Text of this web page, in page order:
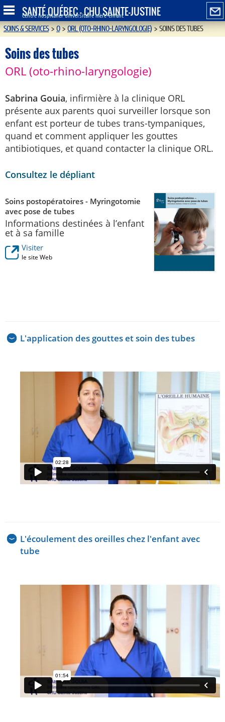
SANTÉ QUÉBEC - CHU SAINTE-JUSTINE
Centre hospitalier universitaire mère-enfant
SOINS & SERVICES>O>ORL (OTO-RHINO-LARYNGOLOGIE)>SOINS DES TUBES
Soins des tubes
ORL (oto-rhino-laryngologie)
Sabrina Gouia, infirmière à la clinique ORL
présente aux parents quoi surveiller lorsque son
enfant est porteur de tubes trans-tympaniques,
quand et comment appliquer les gouttes
antibiotiques, et quand contacter la clinique ORL.
Consultez le dépliant
Soins postopératoires - Myringotomie
avec pose de tubes
Informations destinées à l’enfant
et à sa famille
Visiter
le site Web
L'application des gouttes et soin des tubes
L'écoulement des oreilles chez l'enfant avec
tube